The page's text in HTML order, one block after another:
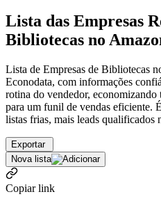
Lista das Empresas
Bibliotecas no
Lista de Empresas de Bibliotecas
Econodata, com informações
rotina do vendedor,
para um funil de vendas eficiente.
listas frias, mais leads qualificados
Exportar
Nova lista
Copiar link